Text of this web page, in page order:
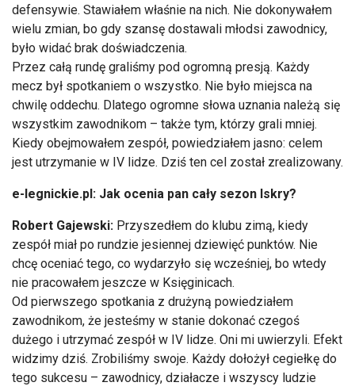
defensywie. Stawiałem właśnie na nich. Nie dokonywałem
wielu zmian, bo gdy szansę dostawali młodsi zawodnicy,
było widać brak doświadczenia.
Przez całą rundę graliśmy pod ogromną presją. Każdy
mecz był spotkaniem o wszystko. Nie było miejsca na
chwilę oddechu. Dlatego ogromne słowa uznania należą się
wszystkim zawodnikom – także tym, którzy grali mniej.
Kiedy obejmowałem zespół, powiedziałem jasno: celem
jest utrzymanie w IV lidze. Dziś ten cel został zrealizowany.
e-legnickie.pl: Jak ocenia pan cały sezon Iskry?
Robert Gajewski: Przyszedłem do klubu zimą, kiedy
zespół miał po rundzie jesiennej dziewięć punktów. Nie
chcę oceniać tego, co wydarzyło się wcześniej, bo wtedy
nie pracowałem jeszcze w Księginicach.
Od pierwszego spotkania z drużyną powiedziałem
zawodnikom, że jesteśmy w stanie dokonać czegoś
dużego i utrzymać zespół w IV lidze. Oni mi uwierzyli. Efekt
widzimy dziś. Zrobiliśmy swoje. Każdy dołożył cegiełkę do
tego sukcesu – zawodnicy, działacze i wszyscy ludzie